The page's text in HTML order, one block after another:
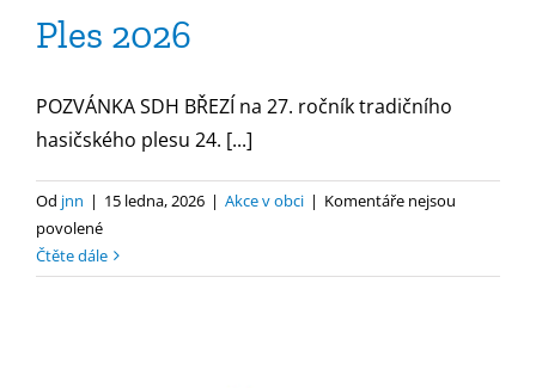
Ples 2026
POZVÁNKA SDH BŘEZÍ na 27. ročník tradičního
hasičského plesu 24. [...]
Od jnn | 15 ledna, 2026 | Akce v obci | Komentáře nejsou
povolenéu
textu
s
Čtěte dále